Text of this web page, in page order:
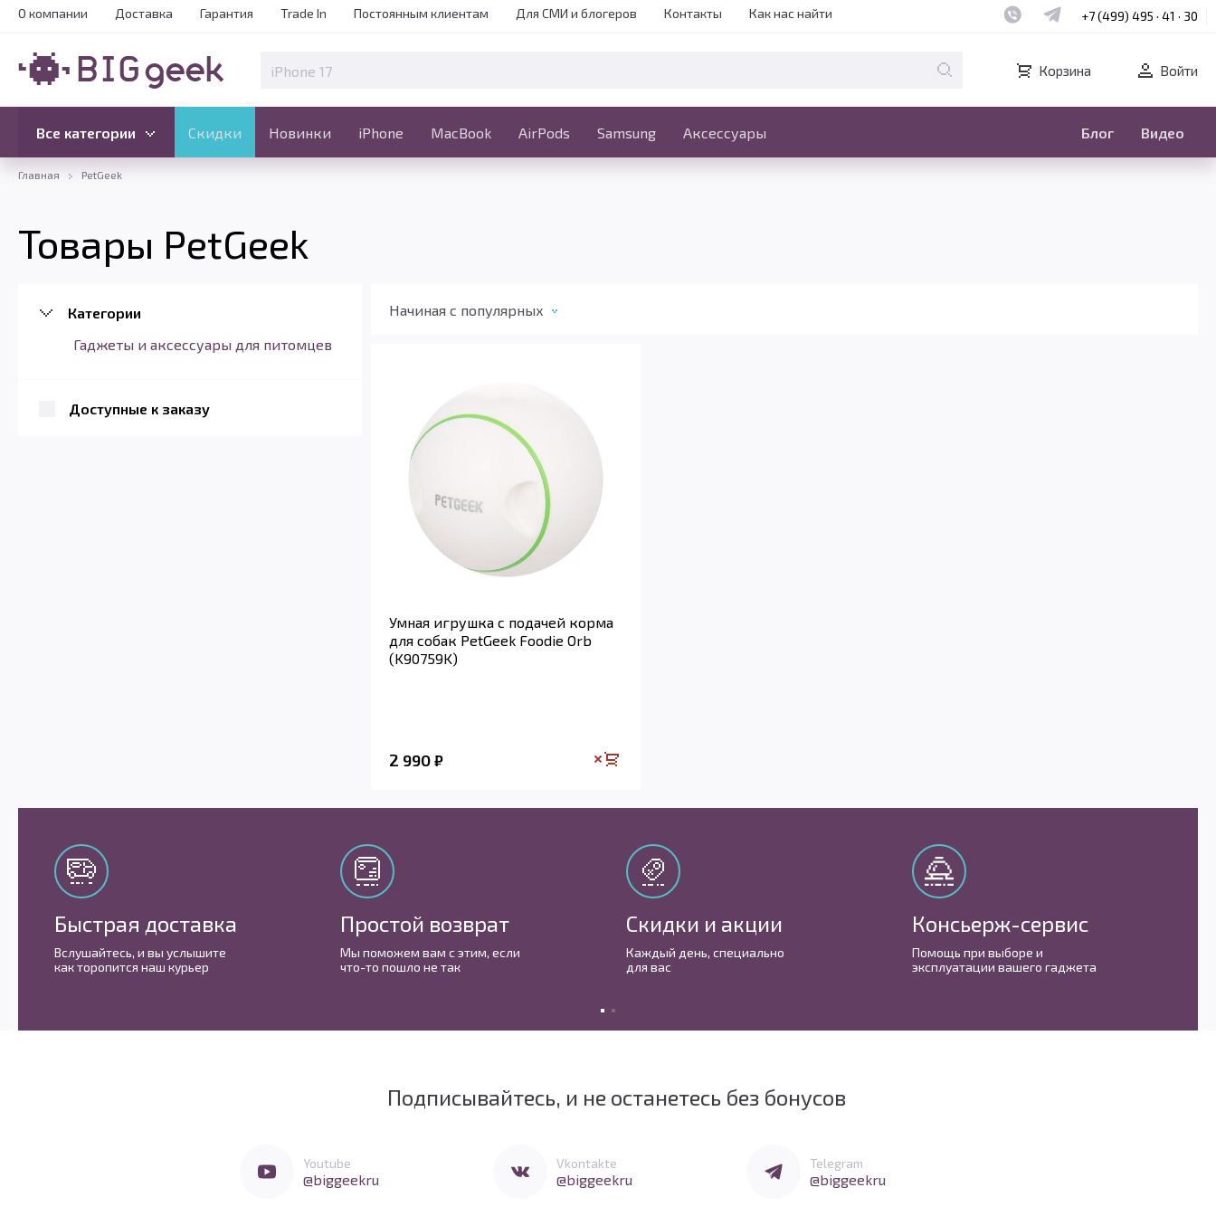
О компании Доставка Гарантия Trade In Постоянным клиентам Для СМИ и блогеров Контакты Как нас найти Наш whatsapp
Наш telegram
+7 (499) 495 · 41 · 30
Корзина Войти
Все категории Скидки Новинки iPhone MacBook AirPods Samsung Аксессуары Блог Видео
Скидки Новинки iPhone MacBook
Все категории Ещё
Главная PetGeek
Товары PetGeek
Категории
Гаджеты и аксессуары для питомцев
Доступные к заказу
Начиная c популярных
Умная игрушка с подачей корма
для собак PetGeek Foodie Orb
(K90759K)
2 990 ₽
Быстрая доставка
Вслушайтесь, и вы услышите
как торопится наш курьер
Простой возврат
Мы поможем вам с этим, если
что-то пошло не так
Скидки и акции
Каждый день, cпециально
для вас
Консьерж-сервис
Помощь при выборе и
эксплуатации вашего гаджета
Подписывайтесь, и не останетесь без бонусов
Youtube
@biggeekru
Vkontakte
@biggeekru
Telegram
@biggeekru